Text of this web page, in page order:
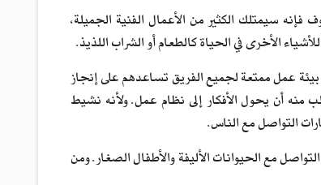
سيمتلك الكثير من الأعمال الفنية الجميلة،
الأخرى في الحياة كالطعام أو الشراب اللذيذ.
عمل ممتعة لجميع الفريق تساعدهم على إنجاز
منه أن يحول الأفكار إلى نظام عمل. ولأنه نشيط
التواصل مع الناس.
مع الحيوانات الأليفة والأطفال الصغار. ومن